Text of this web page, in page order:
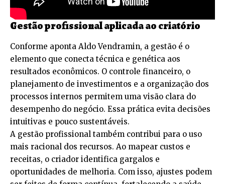
Gestão profissional aplicada ao criatório
Conforme aponta Aldo Vendramin, a gestão é o
elemento que conecta técnica e genética aos
resultados econômicos. O controle financeiro, o
planejamento de investimentos e a organização dos
processos internos permitem uma visão clara do
desempenho do negócio. Essa prática evita decisões
intuitivas e pouco sustentáveis.
A gestão profissional também contribui para o uso
mais racional dos recursos. Ao mapear custos e
receitas, o criador identifica gargalos e
oportunidades de melhoria. Com isso, ajustes podem